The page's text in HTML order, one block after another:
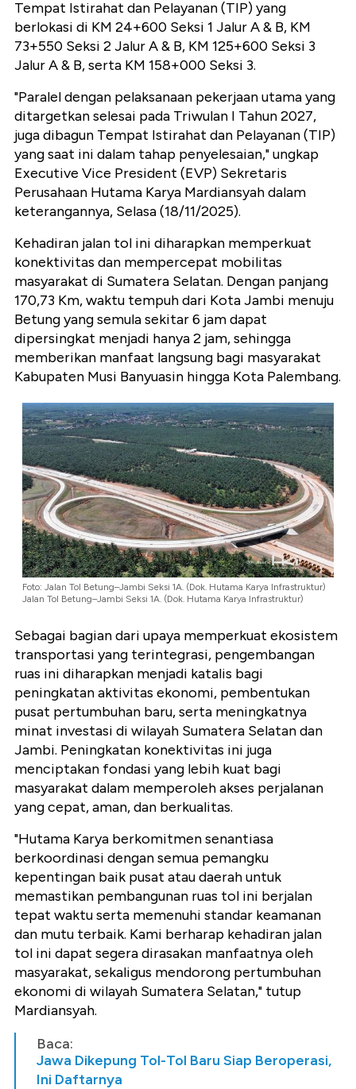
Tempat Istirahat dan Pelayanan (TIP) yang
berlokasi di KM 24+600 Seksi 1 Jalur A & B, KM
73+550 Seksi 2 Jalur A & B, KM 125+600 Seksi 3
Jalur A & B, serta KM 158+000 Seksi 3.
"Paralel dengan pelaksanaan pekerjaan utama yang
ditargetkan selesai pada Triwulan I Tahun 2027,
juga dibagun Tempat Istirahat dan Pelayanan (TIP)
yang saat ini dalam tahap penyelesaian," ungkap
Executive Vice President (EVP) Sekretaris
Perusahaan Hutama Karya Mardiansyah dalam
keterangannya, Selasa (18/11/2025).
Kehadiran jalan tol ini diharapkan memperkuat
konektivitas dan mempercepat mobilitas
masyarakat di Sumatera Selatan. Dengan panjang
170,73 Km, waktu tempuh dari Kota Jambi menuju
Betung yang semula sekitar 6 jam dapat
dipersingkat menjadi hanya 2 jam, sehingga
memberikan manfaat langsung bagi masyarakat
Kabupaten Musi Banyuasin hingga Kota Palembang.
Foto: Jalan Tol Betung–Jambi Seksi 1A. (Dok. Hutama Karya Infrastruktur)
Jalan Tol Betung–Jambi Seksi 1A. (Dok. Hutama Karya Infrastruktur)
Sebagai bagian dari upaya memperkuat ekosistem
transportasi yang terintegrasi, pengembangan
ruas ini diharapkan menjadi katalis bagi
peningkatan aktivitas ekonomi, pembentukan
pusat pertumbuhan baru, serta meningkatnya
minat investasi di wilayah Sumatera Selatan dan
Jambi. Peningkatan konektivitas ini juga
menciptakan fondasi yang lebih kuat bagi
masyarakat dalam memperoleh akses perjalanan
yang cepat, aman, dan berkualitas.
"Hutama Karya berkomitmen senantiasa
berkoordinasi dengan semua pemangku
kepentingan baik pusat atau daerah untuk
memastikan pembangunan ruas tol ini berjalan
tepat waktu serta memenuhi standar keamanan
dan mutu terbaik. Kami berharap kehadiran jalan
tol ini dapat segera dirasakan manfaatnya oleh
masyarakat, sekaligus mendorong pertumbuhan
ekonomi di wilayah Sumatera Selatan," tutup
Mardiansyah.
Baca:
Jawa Dikepung Tol-Tol Baru Siap Beroperasi,
Ini Daftarnya